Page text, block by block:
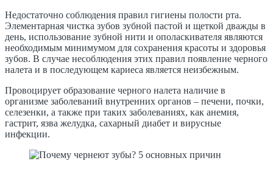
Недостаточно соблюдения правил гигиены полости рта.
Элементарная чистка зубов зубной пастой и щеткой дважды в
день, использование зубной нити и ополаскивателя являются
необходимым минимумом для сохранения красоты и здоровья
зубов. В случае несоблюдения этих правил появление черного
налета и в последующем кариеса является неизбежным.
Провоцирует образование черного налета наличие в
организме заболеваний внутренних органов – печени, почки,
селезенки, а также при таких заболеваниях, как анемия,
гастрит, язва желудка, сахарный диабет и вирусные
инфекции.